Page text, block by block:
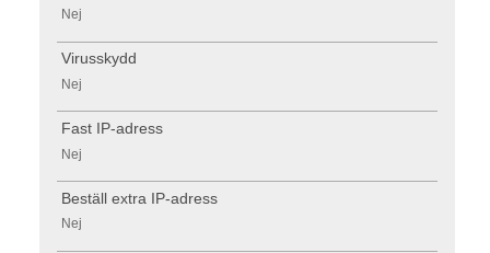
Nej
Virusskydd
Nej
Fast IP-adress
Nej
Beställ extra IP-adress
Nej